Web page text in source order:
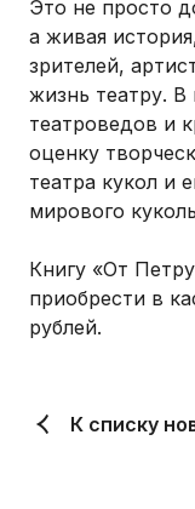
Это не просто
а живая
зрителей,
жизнь театру. В
театроведов и
оценку
театра кукол и
мирового
Книгу «От
приобрести в
рублей.
К списку